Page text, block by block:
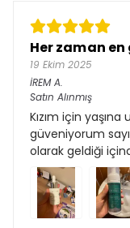
Her zaman
19 Ekim 2025
İREM A.
Satın Alınmış
Kızım için
güveniyorum
olarak geldiği